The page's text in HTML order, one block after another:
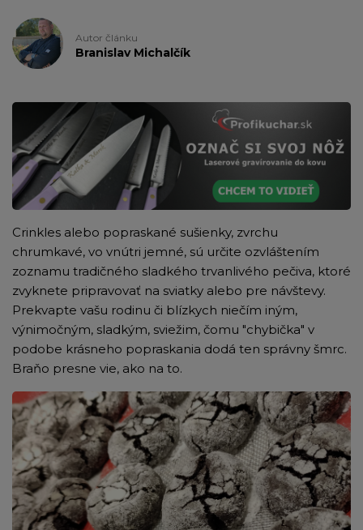
Autor článku
Branislav Michalčík
Crinkles alebo popraskané sušienky, zvrchu
chrumkavé, vo vnútri jemné, sú určite ozvláštením
zoznamu tradičného sladkého trvanlivého pečiva, ktoré
zvyknete pripravovať na sviatky alebo pre návštevy.
Prekvapte vašu rodinu či blízkych niečím iným,
výnimočným, sladkým, sviežim, čomu "chybička" v
podobe krásneho popraskania dodá ten správny šmrc.
Braňo presne vie, ako na to.